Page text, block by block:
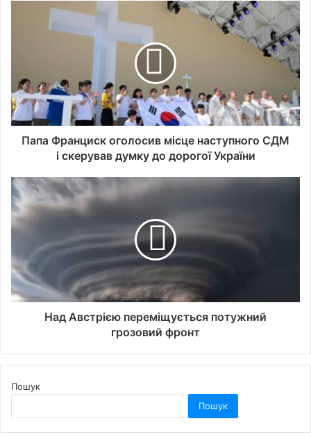
Папа Франциск оголосив місце наступного СДМ
і скерував думку до дорогої України
Над Австрією переміщується потужний
грозовий фронт
Пошук
Пошук